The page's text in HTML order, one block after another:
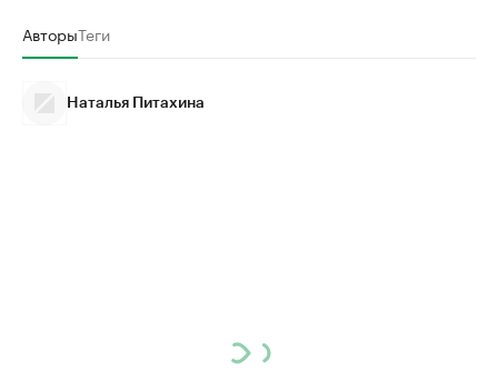
АвторыТеги
Наталья Питахина